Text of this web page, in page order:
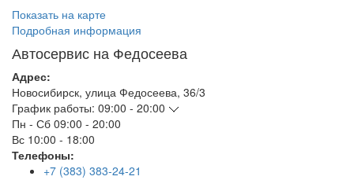
Показать на карте
Подробная информация
Автосервис на Федосеева
Адрес:
Новосибирск, улица Федосеева, 36/3
График работы: 09:00 - 20:00
Пн - Сб 09:00 - 20:00
Вс 10:00 - 18:00
Телефоны:
+7 (383) 383-24-21